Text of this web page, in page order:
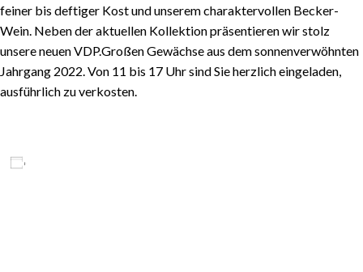
feiner bis deftiger Kost und unserem charaktervollen Becker-
Wein. Neben der aktuellen Kollektion präsentieren wir stolz
unsere neuen VDP.Großen Gewächse aus dem sonnenverwöhnten
Jahrgang 2022. Von 11 bis 17 Uhr sind Sie herzlich eingeladen,
ausführlich zu verkosten.